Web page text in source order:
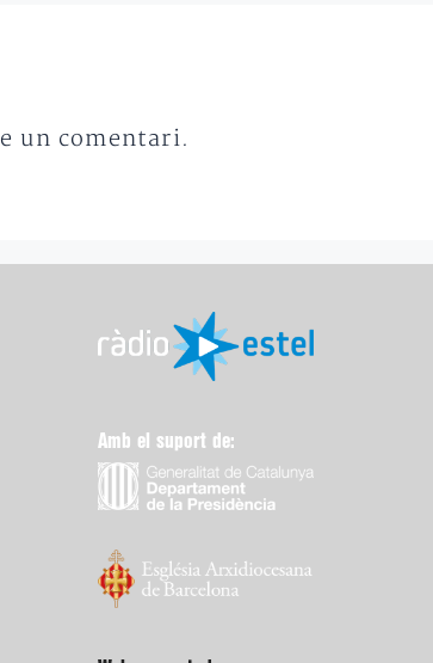
un comentari.
Amb el suport de: